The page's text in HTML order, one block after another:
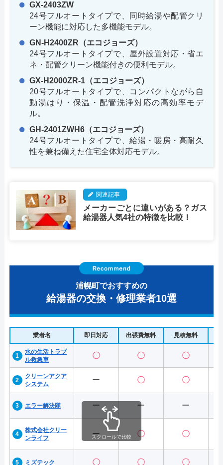
GX-2403ZW
24号フルオートタイプで、同時給湯や配管クリ
ーン機能に対応した多機能モデル。
GN-H2400ZR（エコジョーズ）
24号フルオートタイプで、屋外設置対応・省エ
ネ・配管クリーン機能付きの便利モデル。
GX-H2000ZR-1（エコジョーズ）
20号フルオートタイプで、コンパクトながら自
動湯はり・保温・配管洗浄対応の高効率モデ
ル。
GH-2401ZWH6（エコジョーズ）
24号フルオートタイプで、給湯・暖房・高耐久
性を兼ね備えた住宅全体対応モデル。
関連記事
メーカーごとに違いがある？ガス
給湯器人気4社の特徴を比較！
浦幌町でおすすめの
給湯器の交換・修理業者10選
業者名 即日対応 出張費無料 見積無料
水の生活トラブ
ル救急車
〇 〇 〇
クリーンアクア
システム
ー 〇 〇
エラー解決隊 ー ー ー
株式会社クリー
ンライフ
ー 〇 〇
ミズテック 〇 〇 〇
スクロールで比較